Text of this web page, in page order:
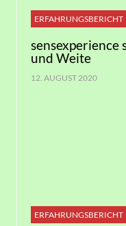
ERFAHRUNGSBERICHT
und Weite
12. AUGUST 2020
ERFAHRUNGSBERICHT